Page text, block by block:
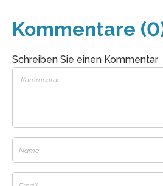
Kommentare
Schreiben Sie einen Kommentar